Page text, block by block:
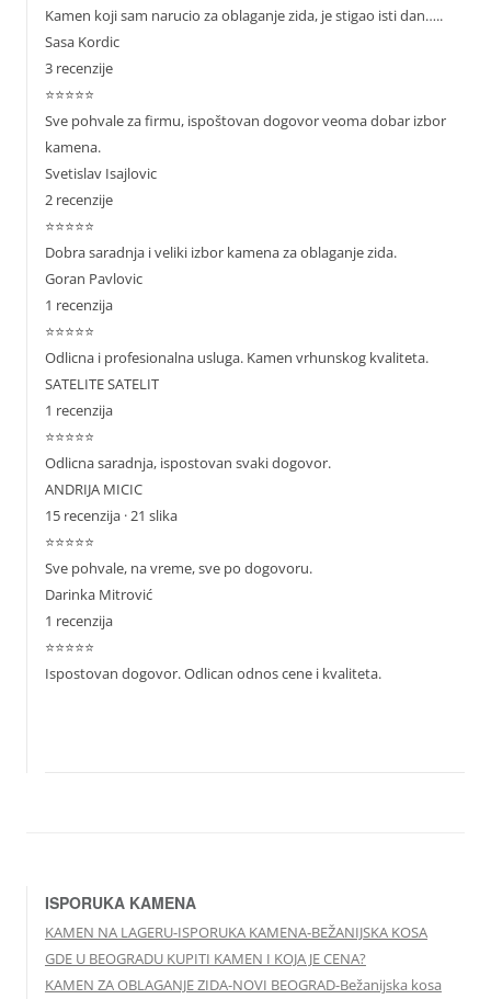
Kamen koji sam narucio za oblaganje zida, je stigao isti dan…..
Sasa Kordic
3 recenzije
⭐⭐⭐⭐⭐
Sve pohvale za firmu, ispoštovan dogovor veoma dobar izbor
kamena.
Svetislav Isajlovic
2 recenzije
⭐⭐⭐⭐⭐
Dobra saradnja i veliki izbor kamena za oblaganje zida.
Goran Pavlovic
1 recenzija
⭐⭐⭐⭐⭐
Odlicna i profesionalna usluga. Kamen vrhunskog kvaliteta.
SATELITE SATELIT
1 recenzija
⭐⭐⭐⭐⭐
Odlicna saradnja, ispostovan svaki dogovor.
ANDRIJA MICIC
15 recenzija · 21 slika
⭐⭐⭐⭐⭐
Sve pohvale, na vreme, sve po dogovoru.
Darinka Mitrović
1 recenzija
⭐⭐⭐⭐⭐
Ispostovan dogovor. Odlican odnos cene i kvaliteta.
ISPORUKA KAMENA
KAMEN NA LAGERU-ISPORUKA KAMENA-BEŽANIJSKA KOSA
GDE U BEOGRADU KUPITI KAMEN I KOJA JE CENA?
KAMEN ZA OBLAGANJE ZIDA-NOVI BEOGRAD-Bežanijska kosa